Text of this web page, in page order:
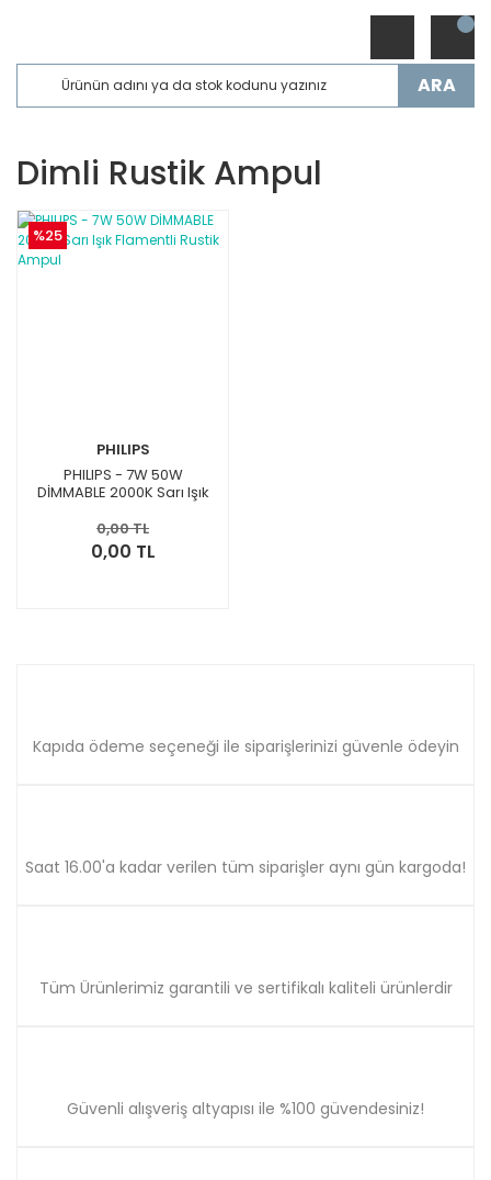
ARA
Dimli Rustik Ampul
%25
PHILIPS
PHILIPS - 7W 50W
DİMMABLE 2000K Sarı Işık
0,00 TL
0,00 TL
Kapıda ödeme seçeneği ile siparişlerinizi güvenle ödeyin
Saat 16.00'a kadar verilen tüm siparişler aynı gün kargoda!
Tüm Ürünlerimiz garantili ve sertifikalı kaliteli ürünlerdir
Güvenli alışveriş altyapısı ile %100 güvendesiniz!